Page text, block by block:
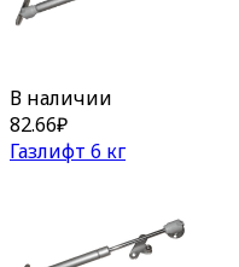
В наличии
82.66₽
Газлифт 6 кг